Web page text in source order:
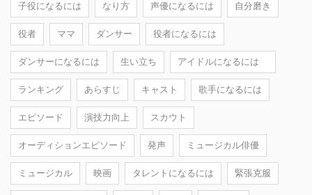
子役になるには なり方 声優になるには 自分磨き
役者 ママ ダンサー 役者になるには
ダンサーになるには 生い立ち アイドルになるには
ランキング あらすじ キャスト 歌手になるには
エピソード 演技力向上 スカウト
オーディションエピソード 発声 ミュージカル俳優
ミュージカル 映画 タレントになるには 緊張克服